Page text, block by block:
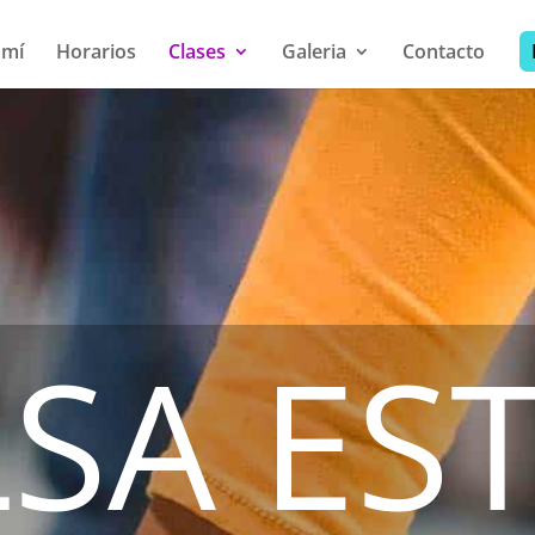
Horarios Clases Galeria Contacto